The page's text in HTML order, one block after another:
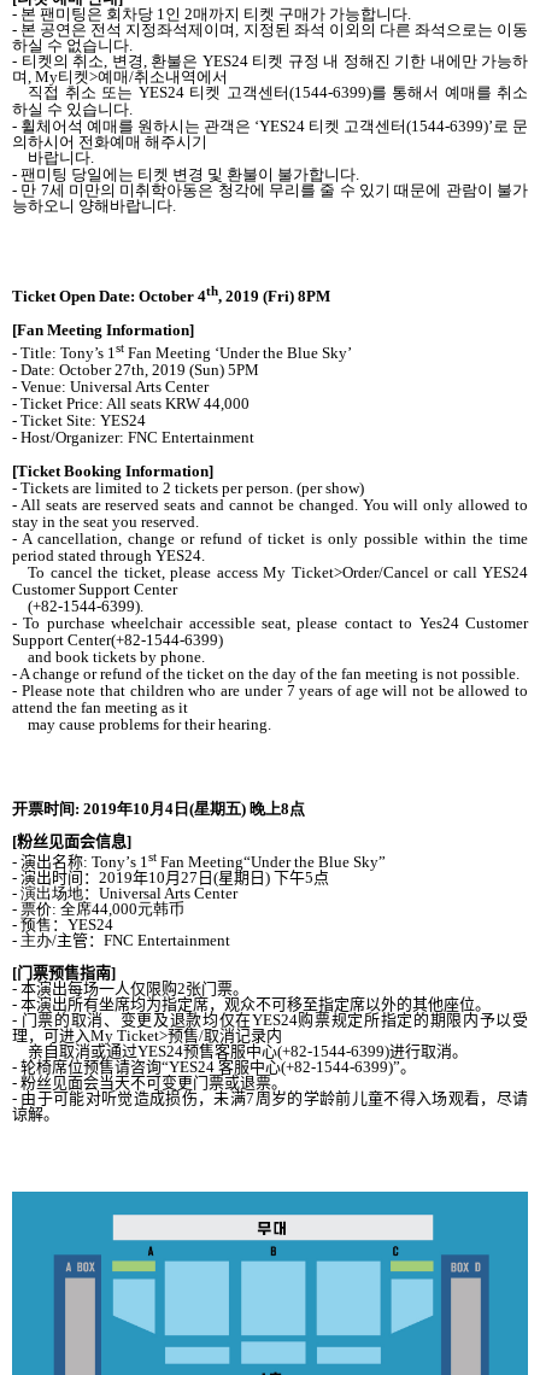
- 본 팬미팅은 회차당 1인 2매까지 티켓 구매가 가능합니다.
- 본 공연은 전석 지정좌석제이며, 지정된 좌석 이외의 다른 좌석으로는 이동
하실 수 없습니다.
- 티켓의 취소, 변경, 환불은 YES24 티켓 규정 내 정해진 기한 내에만 가능하
며, My티켓>예매/취소내역에서
직접 취소 또는 YES24 티켓 고객센터(1544-6399)를 통해서 예매를 취소
하실 수 있습니다.
- 휠체어석 예매를 원하시는 관객은 ‘YES24 티켓 고객센터(1544-6399)’로 문
의하시어 전화예매 해주시기
바랍니다.
- 팬미팅 당일에는 티켓 변경 및 환불이 불가합니다.
- 만 7세 미만의 미취학아동은 청각에 무리를 줄 수 있기 때문에 관람이 불가
능하오니 양해바랍니다.
Ticket Open Date: October 4th, 2019 (Fri) 8PM
[Fan Meeting Information]
- Title: Tony’s 1 st Fan Meeting ‘Under the Blue Sky’
- Date: October 27th, 2019 (Sun) 5PM
- Venue: Universal Arts Center
- Ticket Price: All seats KRW 44,000
- Ticket Site: YES24
- Host/Organizer: FNC Entertainment
[Ticket Booking Information]
- Tickets are limited to 2 tickets per person. (per show)
- All seats are reserved seats and cannot be changed. You will only allowed to
stay in the seat you reserved.
- A cancellation, change or refund of ticket is only possible within the time
period stated through YES24.
To cancel the ticket, please access My Ticket>Order/Cancel or call YES24
Customer Support Center
(+82-1544-6399).
- To purchase wheelchair accessible seat, please contact to Yes24 Customer
Support Center(+82-1544-6399)
and book tickets by phone.
- A change or refund of the ticket on the day of the fan meeting is not possible.
- Please note that children who are under 7 years of age will not be allowed to
attend the fan meeting as it
may cause problems for their hearing.
开票时间 : 2019年10 月 4 日 (星期五) 晚上8 点
[粉丝见面会信息]
- 演出名称: Tony’s 1st Fan Meeting“Under the Blue Sky”
- 演出时间 ： 2019年10月 27 日 (星期日 ) 下午5点
- 演出场地： Universal Arts Center
- 票价: 全席44,000元韩币
- 预售 ： YES24
- 主办/主管： FNC Entertainment
[门票预售指南]
- 本演出每场一人仅 限购2张门票。
- 本演出所有坐席均为指定席， 观众不可移至指定席以外的其他座位。
- 门票的取消、 变更及退款均仅在YES24购票规定所指定的期限 内予以受
理，可进入My Ticket>预售/取消记录内
亲 自取消或通过YES24预售客服中心(+82-1544-6399)进行取消。
- 轮椅席位预售请咨询“YES24 客服中心(+82-1544-6399)”。
- 粉丝见面会当天不可变更门票或退票。
- 由于可能对听觉造成损伤 ，未满7 周 岁的学龄前 儿童不得入场观看， 尽请
谅解。